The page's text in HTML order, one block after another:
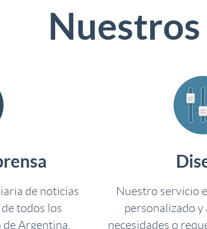
de noticias
todos los
Argentina,
Nuestro servicio
personalizado y
necesidades o